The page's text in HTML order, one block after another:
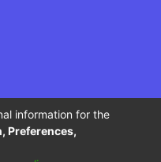
de Educación
a inspección y vigilancia
information for the
Preferences,